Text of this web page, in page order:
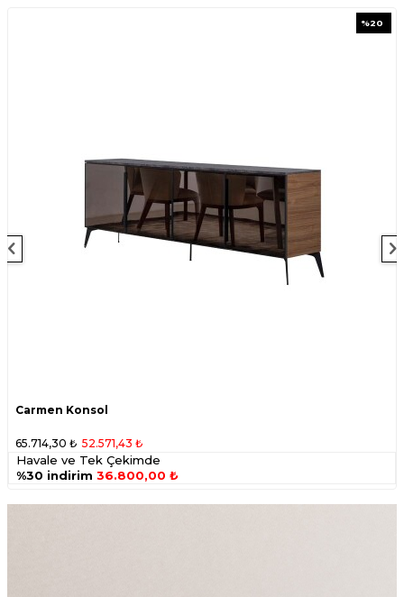
%20
Carmen Konsol
65.714,30 ₺ 52.571,43 ₺
Havale ve Tek Çekimde
%30 indirim 36.800,00 ₺